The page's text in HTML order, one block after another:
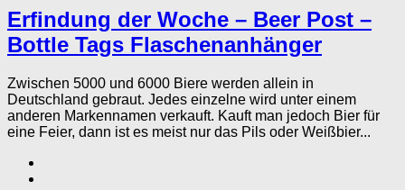
Erfindung der Woche – Beer Post –
Bottle Tags Flaschenanhänger
Zwischen 5000 und 6000 Biere werden allein in
Deutschland gebraut. Jedes einzelne wird unter einem
anderen Markennamen verkauft. Kauft man jedoch Bier für
eine Feier, dann ist es meist nur das Pils oder Weißbier...